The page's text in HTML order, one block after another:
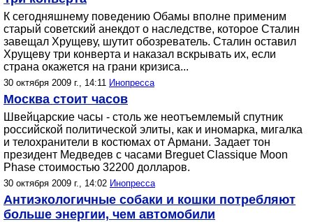
К сегодняшнему поведению Обамы вполне применим
старый советский анекдот о наследстве, которое Сталин
завещал Хрущеву, шутит обозреватель. Сталин оставил
Хрущеву три конверта и наказал вскрывать их, если
страна окажется на грани кризиса...
30 октября 2009 г., 14:11 Инопресса
Москва стоит часов
Швейцарские часы - столь же неотъемлемый спутник
российской политической элиты, как и иномарка, мигалка
и телохранители в костюмах от Армани. Задает тон
президент Медведев с часами Breguet Classique Moon
Phase стоимостью 32200 долларов.
30 октября 2009 г., 14:02 Инопресса
Антиэкологичные собаки и кошки потребляют
больше энергии, чем автомобили